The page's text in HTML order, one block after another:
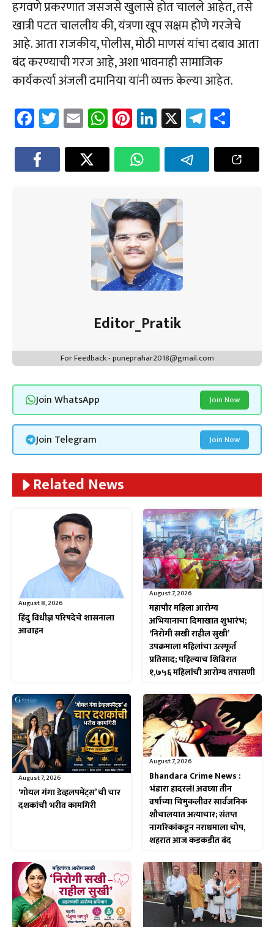
हगवणे प्रकरणात जसजसे खुलासे होत चालले आहेत, तसे
खात्री पटत चाललीय की, यंत्रणा खूप सक्षम होणे गरजेचे
आहे. आता राजकीय, पोलीस, मोठी माणसं यांचा दबाव आता
बंद करण्याची गरज आहे, अशा भावनाही सामाजिक
कार्यकर्त्या अंजली दमानिया यांनी व्यक्त केल्या आहेत.
Fa
ce
b
o
T
wi
tt
er
E
m
ail
W
h
at
sA
p
p
Pi
nt
er
es
t
Li
nk
e
dI
n
X Te
le
gr
a
e
Editor_Pratik
For Feedback - puneprahar2018@gmail.com
Join WhatsApp Join Now
Join Telegram Join Now
Related News
August 8, 2026
हिंदु विधीज्ञ परिषदेचे शासनाला
आवाहन
August 7, 2026
महापौर महिला आरोग्य
अभियानाचा दिमाखात शुभारंभ;
‘निरोगी सखी राहील सुखी’
उपक्रमाला महिलांचा उत्स्फूर्त
प्रतिसाद; पहिल्याच शिबिरात
१,७५६ महिलांची आरोग्य तपासणी
August 7, 2026
‘गोयल गंगा डेव्हलपमेंट्स’ ची चार
दशकांची भरीव कामगिरी
August 7, 2026
Bhandara Crime News :
भंडारा हादरलं! अवघ्या तीन
वर्षांच्या चिमुकलीवर सार्वजनिक
शौचालयात अत्याचार; संतप्त
नागरिकांकडून नराधमाला चोप,
शहरात आज कडकडीत बंद